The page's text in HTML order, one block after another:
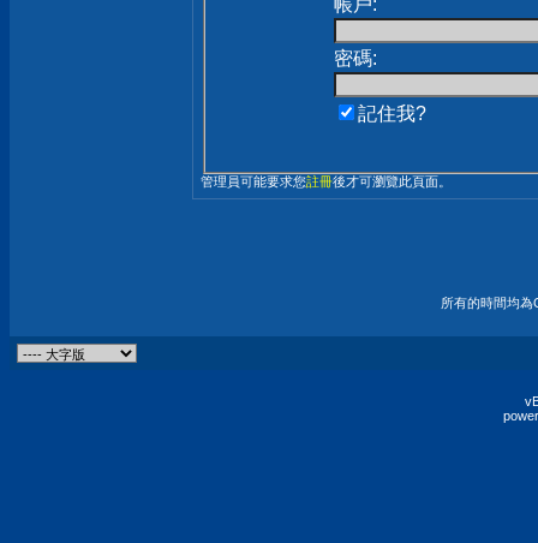
密碼:
記住我?
管理員可能要求您註冊後才可瀏覽此頁面。
所有的時間均為